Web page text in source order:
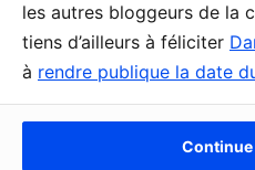
les autres bloggeurs de la
tiens d’ailleurs à féliciter
à rendre publique la date